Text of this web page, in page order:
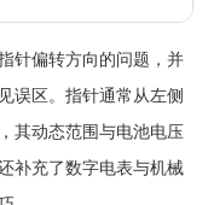
针偏转方向的问题，并
误区。指针通常从左侧
其动态范围与电池电压
补充了数字电表与机械